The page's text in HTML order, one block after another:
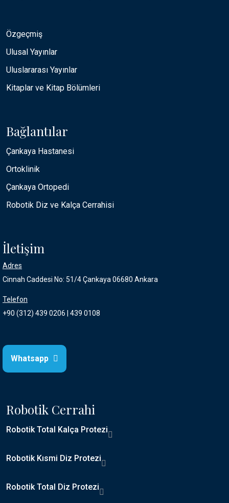
Özgeçmiş
Ulusal Yayınlar
Uluslararası Yayınlar
Kitaplar ve Kitap Bölümleri
Bağlantılar
Çankaya Hastanesi
Ortoklinik
Çankaya Ortopedi
Robotik Diz ve Kalça Cerrahisi
İletişim
Adres
Cinnah Caddesi No: 51/4 Çankaya 06680 Ankara
Telefon
+90 (312) 439 0206 | 439 0108
Whatsapp
Robotik Cerrahi
Robotik Total Kalça Protezi
Robotik Kısmi Diz Protezi
Robotik Total Diz Protezi